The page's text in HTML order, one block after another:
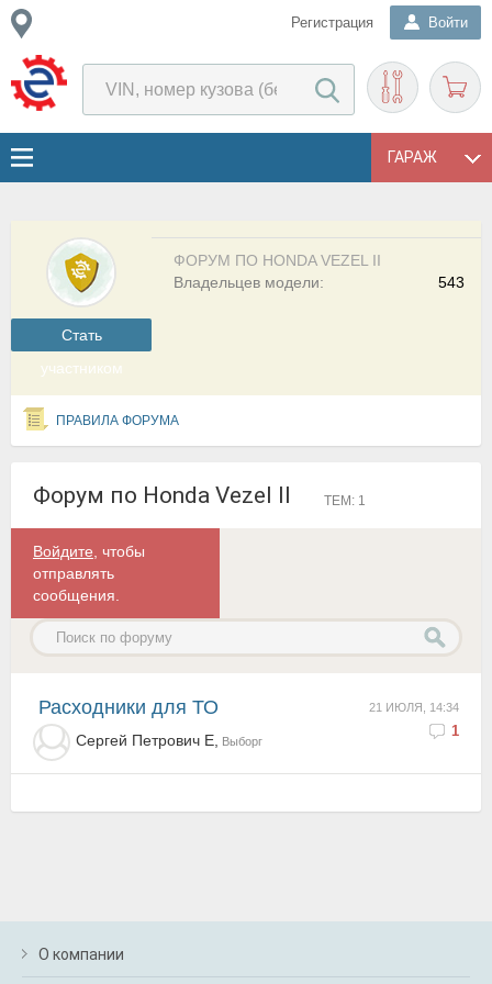
Регистрация Войти
ГАРАЖ
Cтать
участником
ФОРУМ ПО HONDA VEZEL II
543
Владельцев модели:
ПРАВИЛА ФОРУМА
Форум по Honda Vezel II ТЕМ: 1
Войдите , чтобы
отправлять
сообщения.
21 ИЮЛЯ, 14:34
1
Расходники для ТО
Сергей Петрович E, Выборг
О компании